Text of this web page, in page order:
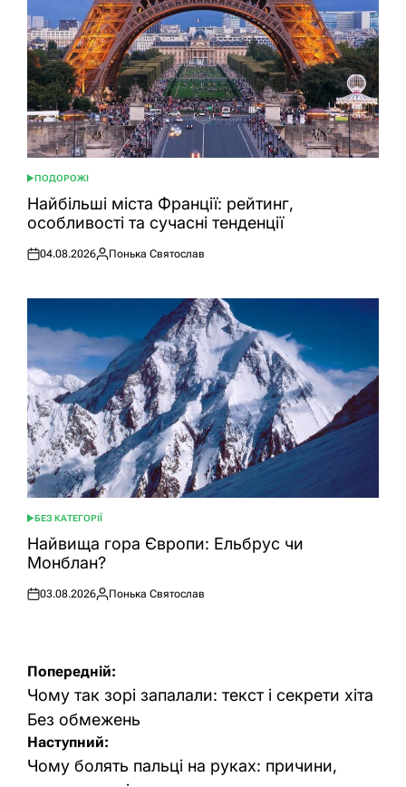
ОПУБЛІКУВАТИ
У
ПОДОРОЖІ
Найбільші міста Франції: рейтинг,
особливості та сучасні тенденції
Оприлюднено
04.08.2026
Опубліковано
Понька Святослав
ОПУБЛІКУВАТИ
У
БЕЗ КАТЕГОРІЇ
Найвища гора Європи: Ельбрус чи
Монблан?
Оприлюднено
03.08.2026
Опубліковано
Понька Святослав
Навігація
записів
Попередній:
Чому так зорі запалали: текст і секрети хіта
Без обмежень
Наступний:
Чому болять пальці на руках: причини,